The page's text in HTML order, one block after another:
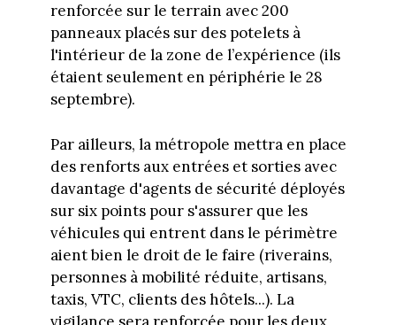
renforcée sur le terrain avec 200
panneaux placés sur des potelets à
l'intérieur de la zone de l’expérience (ils
étaient seulement en périphérie le 28
septembre).
Par ailleurs, la métropole mettra en place
des renforts aux entrées et sorties avec
davantage d'agents de sécurité déployés
sur six points pour s'assurer que les
véhicules qui entrent dans le périmètre
aient bien le droit de le faire (riverains,
personnes à mobilité réduite, artisans,
taxis, VTC, clients des hôtels...). La